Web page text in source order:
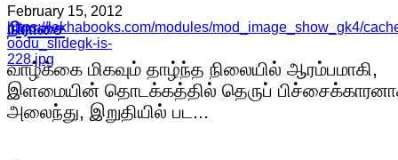
February 15, 2012
https://lekhabooks.com/modules/mod_image_show_gk4/
oodu_slidegk-is-
228.jpg
நிராசை
வாழ்க்கை மிகவும் தாழ்ந்த நிலையில் ஆரம்பமாகி,
இளமையின் தொடக்கத்தில் தெருப்
அலைந்து, இறுதியில் பட...